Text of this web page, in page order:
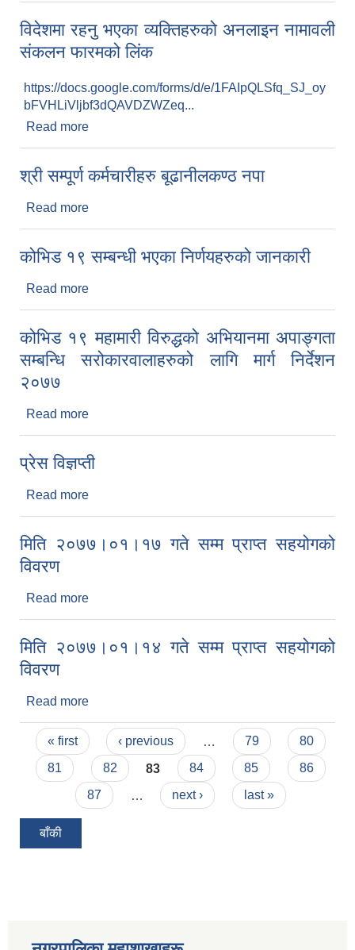
विदेशमा रहनु भएका व्यक्तिहरुको अनलाइन नामावली
संकलन फारमको लिंक
https://docs.google.com/forms/d/e/1FAIpQLSfq_SJ_oy
bFVHLiVljbf3dQAVDZWZeq...
Read more
श्री सम्पूर्ण कर्मचारीहरु बूढानीलकण्ठ नपा
Read more
कोभिड १९ सम्बन्धी भएका निर्णयहरुको जानकारी
Read more
कोभिड १९ महामारी विरुद्धको अभियानमा अपाङ्गता
सम्बन्धि सरोकारवालाहरुको लागि मार्ग निर्देशन
२०७७
Read more
प्रेस विज्ञप्ती
Read more
मिति २०७७।०१।१७ गते सम्म प्राप्त सहयोगको
विवरण
Read more
मिति २०७७।०१।१४ गते सम्म प्राप्त सहयोगको
विवरण
Read more
Pages
« first ‹ previous 79
80
81
82 83 84 85
86
87
next › last »
बाँकी